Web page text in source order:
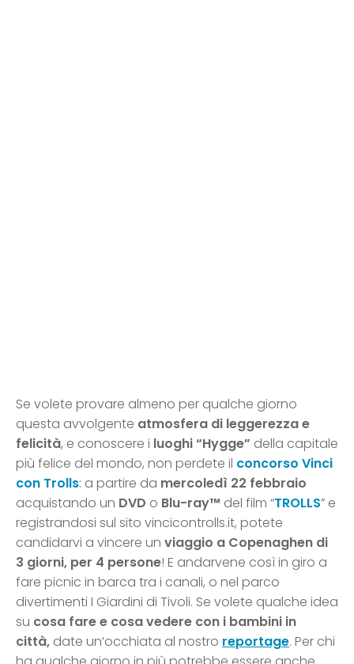
Se volete provare almeno per qualche giorno
questa avvolgente atmosfera di leggerezza e
felicità, e conoscere i luoghi “Hygge” della capitale
più felice del mondo, non perdete il concorso Vinci
con Trolls: a partire da mercoledì 22 febbraio
acquistando un DVD o Blu-ray™ del film “TROLLS” e
registrandosi sul sito vincicontrolls.it, potete
candidarvi a vincere un viaggio a Copenaghen di
3 giorni, per 4 persone! E andarvene così in giro a
fare picnic in barca tra i canali, o nel parco
divertimenti I Giardini di Tivoli. Se volete qualche idea
su cosa fare e cosa vedere con i bambini in
città, date un’occhiata al nostro reportage. Per chi